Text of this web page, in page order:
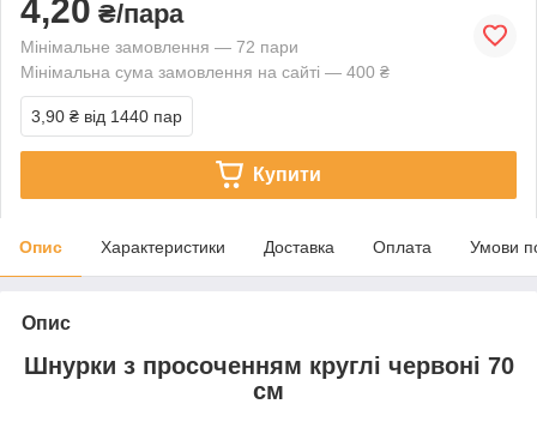
4,20 ₴/пара
Мінімальне замовлення — 72 пари
Мінімальна сума замовлення на сайті — 400 ₴
3,90 ₴ від 1440 пар
Купити
Опис Характеристики Доставка Оплата Умови
Опис
Шнурки з просоченням круглі червоні 70
см